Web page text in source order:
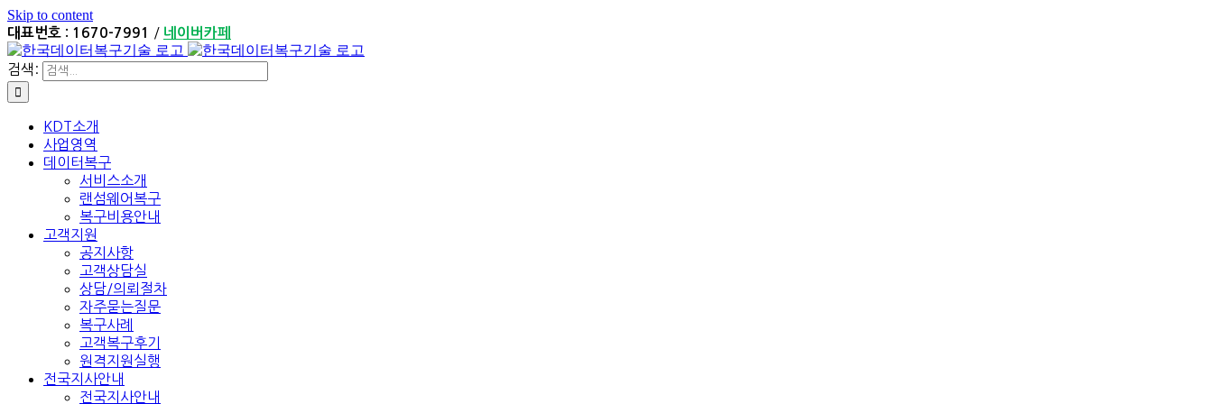
Skip to content
대표번호 : 1670-7991 / 네이버카페
검색:
KDT소개
사업영역
데이터복구
서비스소개
랜섬웨어복구
복구비용안내
고객지원
공지사항
고객상담실
상담/의뢰절차
자주묻는질문
복구사례
고객복구후기
원격지원실행
전국지사안내
전국지사안내